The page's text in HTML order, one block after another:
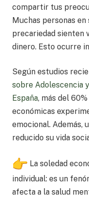
compartir tus
Muchas personas
precariedad sienten
dinero. Esto ocurre
Según estudios
sobre Adolescencia
España, más del
económicas
emocional. Además,
reducido su vida
La soledad
individual: es un
afecta a la salud